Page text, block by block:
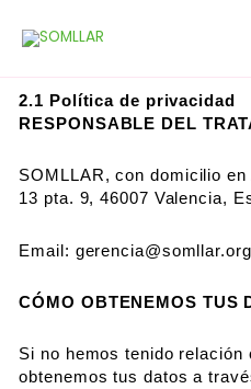
2.1 Política de privacidad
RESPONSABLE DEL
SOMLLAR, con domicilio
13 pta. 9, 46007 Valencia,
Email: gerencia@somllar.org
CÓMO OBTENEMOS TUS
Si no hemos tenido relación
obtenemos tus datos a